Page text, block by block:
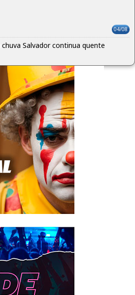
04/08
Salvador continua quente